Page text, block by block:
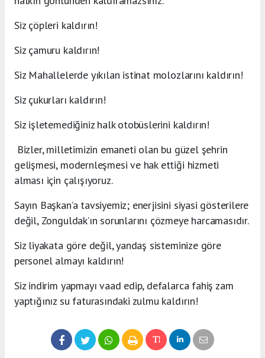
Siz çöpleri kaldırın!
Siz çamuru kaldırın!
Siz Mahallelerde yıkılan istinat molozlarını kaldırın!
Siz çukurları kaldırın!
Siz işletemediğiniz halk otobüslerini kaldırın!
Bizler, milletimizin emaneti olan bu güzel şehrin
gelişmesi, modernleşmesi ve hak ettiği hizmeti
alması için çalışıyoruz.
Sayın Başkan’a tavsiyemiz; enerjisini siyasi gösterilere
değil, Zonguldak’ın sorunlarını çözmeye harcamasıdır.
Siz liyakata göre değil, yandaş sisteminize göre
personel almayı kaldırın!
Siz indirim yapmayı vaad edip, defalarca fahiş zam
yaptığınız su faturasındaki zulmu kaldırın!